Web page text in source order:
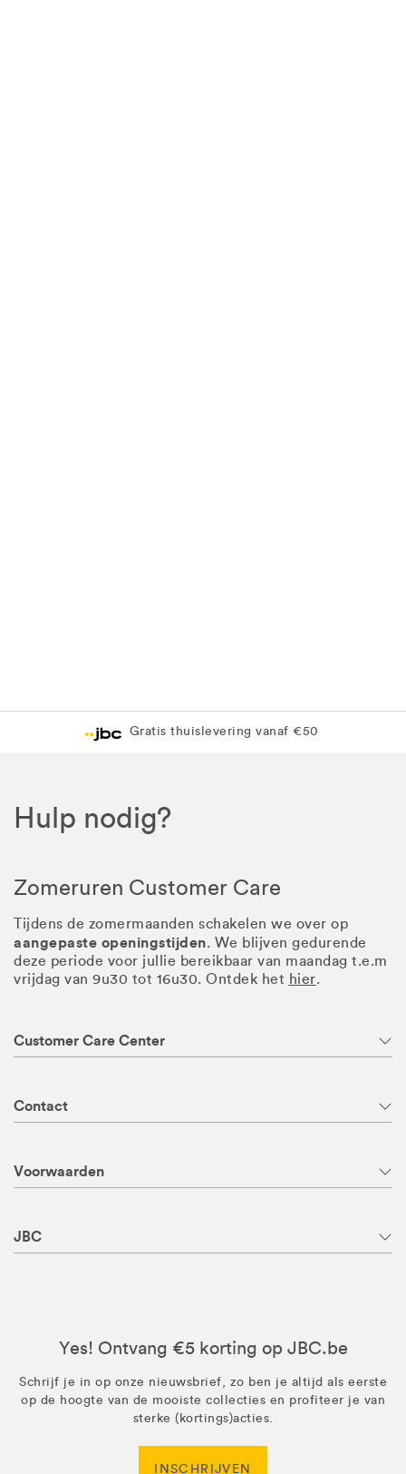
Levering in 1 pakket
Gratis levering in JBC-winkel
Hulp nodig?
Zomeruren Customer Care
Tijdens de zomermaanden schakelen we over op
aangepaste openingstijden. We blijven gedurende
deze periode voor jullie bereikbaar van maandag t.e.m
vrijdag van 9u30 tot 16u30. Ontdek het hier.
Customer Care Center
Contact
Voorwaarden
JBC
Yes! Ontvang €5 korting op JBC.be
Schrijf je in op onze nieuwsbrief, zo ben je altijd als eerste
op de hoogte van de mooiste collecties en profiteer je van
sterke (kortings)acties.
INSCHRIJVEN